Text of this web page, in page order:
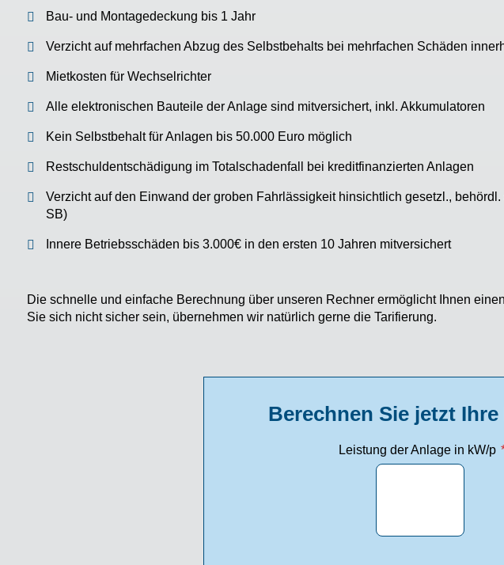
Bau- und Montagedeckung bis 1 Jahr
Verzicht auf mehrfachen Abzug des Selbstbehalts bei mehrfachen Schäden
Mietkosten für Wechselrichter
Alle elektronischen Bauteile der Anlage sind mitversichert, inkl. Akkumulatoren
Kein Selbstbehalt für Anlagen bis 50.000 Euro möglich
Restschuldentschädigung im Totalschadenfall bei kreditfinanzierten Anlagen
Verzicht auf den Einwand der groben Fahrlässigkeit hinsichtlich gesetzl.,
SB)
Innere Betriebsschäden bis 3.000€ in den ersten 10 Jahren mitversichert
Die schnelle und einfache Berechnung über unseren Rechner ermöglicht Ihnen
Sie sich nicht sicher sein, übernehmen wir natürlich gerne die Tarifierung.
Berechnen Sie jetzt Ihre
Leistung der Anlage in kW/p